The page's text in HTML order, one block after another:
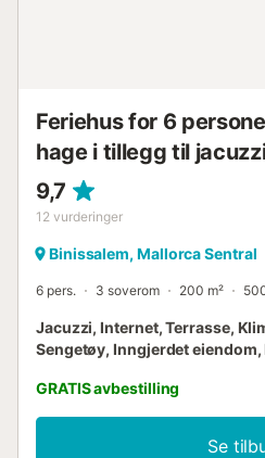
Feriehus for 6
hage i tillegg til
9,7
12 vurderinger
Binissalem, Mallorca Sentral
6 pers. 3 soverom 200 m²
Jacuzzi, Internet, Terrasse,
Sengetøy, Inngjerdet
GRATIS avbestilling
Se